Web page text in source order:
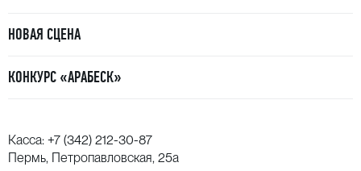
НОВАЯ СЦЕНА
КОНКУРС «АРАБЕСК»
Касса: +7 (342) 212-30-87
Пермь, Петропавловская, 25а